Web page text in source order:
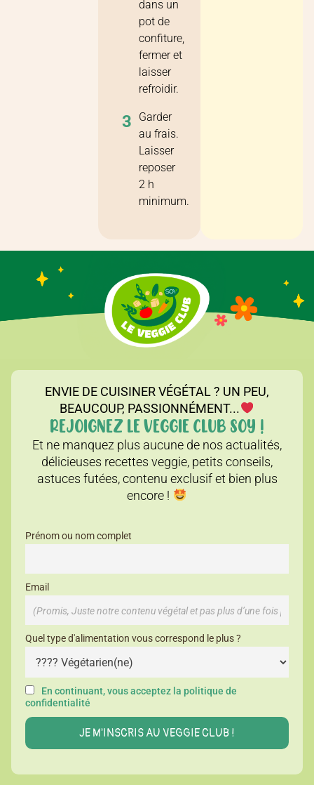
dans un
pot de
confiture,
fermer et
laisser
refroidir.
3
Garder
au frais.
Laisser
reposer
2 h
minimum.
ENVIE DE CUISINER VÉGÉTAL ? UN PEU,
BEAUCOUP, PASSIONNÉMENT...
REJOIGNEZ LE VEGGIE CLUB SOY !
Et ne manquez plus aucune de nos actualités,
délicieuses recettes veggie, petits conseils,
astuces futées, contenu exclusif et bien plus
encore !
Prénom ou nom complet
Email
Quel type d'alimentation vous correspond le plus ?
En continuant, vous acceptez la politique de
confidentialité